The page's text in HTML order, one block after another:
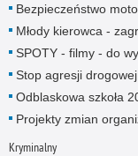
Bezpieczeństwo
Młody kierowca -
SPOTY - filmy - do
Stop agresji drogowej
Odblaskowa szkoła
Projekty zmian
Kryminalny